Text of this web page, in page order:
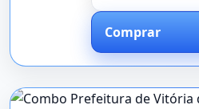
Comprar